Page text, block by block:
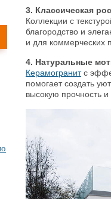
3. Классическая
Коллекции с
благородство и
и для коммерческих
4. Натуральные
Керамогранитс
помогает создать
высокую прочность и